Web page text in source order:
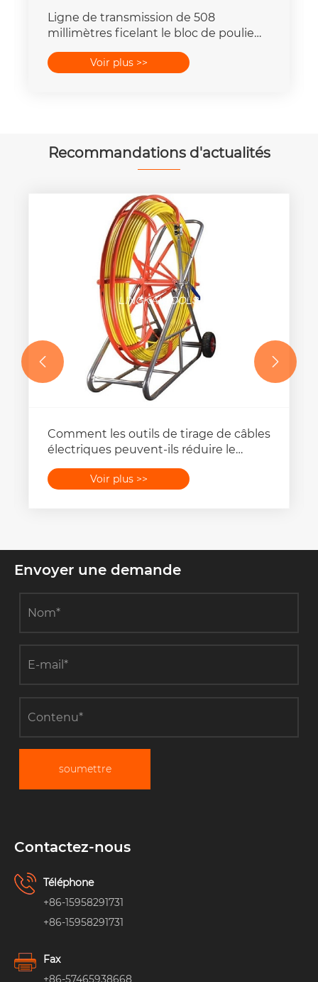
Ligne de transmission de 508
millimètres ficelant le bloc de poulie
Voir plus >>
Recommandations d'actualités
Comment les outils de tirage de câbles
électriques peuvent-ils réduire le
endommager le câble ?
Voir plus >>
 
Envoyer une demande
soumettre
Contactez-nous
Téléphone
+86-15958291731
+86-15958291731
Fax